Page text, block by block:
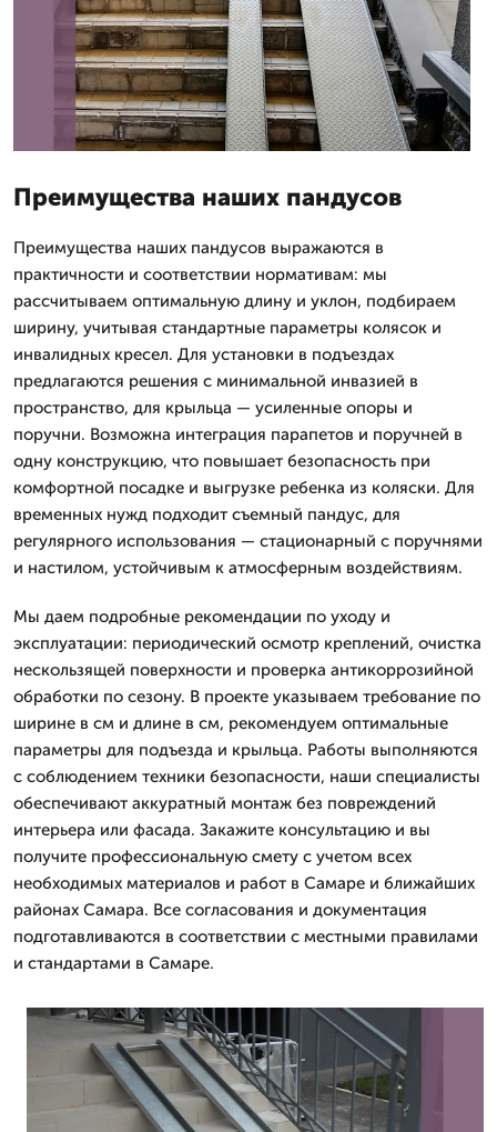
Преимущества наших пандусов
Преимущества наших пандусов выражаются в
практичности и соответствии нормативам: мы
рассчитываем оптимальную длину и уклон, подбираем
ширину, учитывая стандартные параметры колясок и
инвалидных кресел. Для установки в подъездах
предлагаются решения с минимальной инвазией в
пространство, для крыльца — усиленные опоры и
поручни. Возможна интеграция парапетов и поручней в
одну конструкцию, что повышает безопасность при
комфортной посадке и выгрузке ребенка из коляски. Для
временных нужд подходит съемный пандус, для
регулярного использования — стационарный с поручнями
и настилом, устойчивым к атмосферным воздействиям.
Мы даем подробные рекомендации по уходу и
эксплуатации: периодический осмотр креплений, очистка
нескользящей поверхности и проверка антикоррозийной
обработки по сезону. В проекте указываем требование по
ширине в см и длине в см, рекомендуем оптимальные
параметры для подъезда и крыльца. Работы выполняются
с соблюдением техники безопасности, наши специалисты
обеспечивают аккуратный монтаж без повреждений
интерьера или фасада. Закажите консультацию и вы
получите профессиональную смету с учетом всех
необходимых материалов и работ в Самаре и ближайших
районах Самара. Все согласования и документация
подготавливаются в соответствии с местными правилами
и стандартами в Самаре.